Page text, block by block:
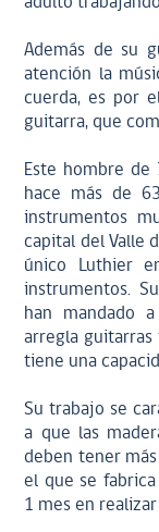
Además de su
atención la
cuerda, es por
guitarra, que
Este hombre de
hace más de
instrumentos
capital del Valle
único Luthier
instrumentos.
han mandado
arregla
tiene una
Su trabajo se
a que las
deben tener
el que se
1 mes en